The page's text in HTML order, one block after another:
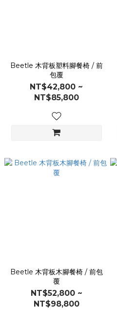
Beetle 木背板塑料腳餐椅 / 前
包覆
NT$42,800 ~
NT$85,800
Beetle 木背板木腳餐椅 / 前包
覆
NT$52,800 ~
NT$98,800